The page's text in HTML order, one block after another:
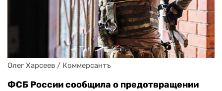
Олег Харсеев / Коммерсантъ
ФСБ России сообщила о предотвращении